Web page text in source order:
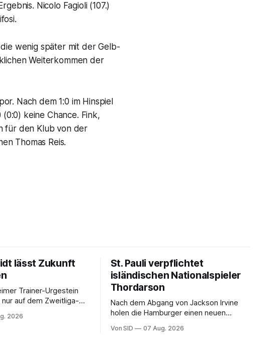
Nicolo Fagioli (107.)
wenig später mit der Gelb-
Weiterkommen der
Nach dem 1:0 im Hinspiel
keine Chance. Fink,
für den Klub von der
Thomas Reis.
lässt Zukunft
Trainer-Urgestein
2026
St. Pauli verpflichtet
isländischen Nationalspieler
Thordarson
Nach dem Abgang von Jackson Irvine
holen die Hamburger einen neuen
Von SID 07 Aug. 2026